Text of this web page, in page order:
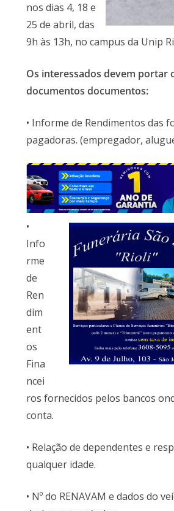
nos dias 4, 18 e
25 de abril, das
9h às 13h, no campus da Unip
Os interessados devem portar
documentos documentos:
• Informe de Rendimentos das
pagadoras. (empregador,
•
Info
rme
de
Ren
dim
ent
os
Fina
ncei
ros fornecidos pelos bancos
conta.
• Relação de dependentes e
qualquer idade.
• Nº do RENAVAM e dados do